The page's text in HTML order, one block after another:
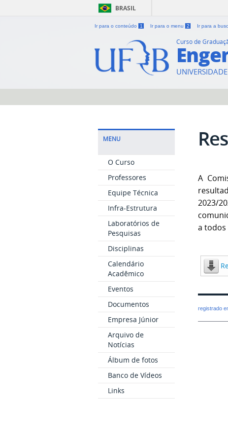
BRASIL
Ir para o conteúdo 1 Ir para o menu 2 Ir para a
Curso de
MENU
O Curso
Professores
Equipe Técnica
Infra-Estrutura
Laboratórios de
Pesquisas
Disciplinas
Calendário
Acadêmico
Eventos
Documentos
Empresa Júnior
Arquivo de
Notícias
Álbum de fotos
Banco de Vídeos
Links
A
2023/
a
registrado